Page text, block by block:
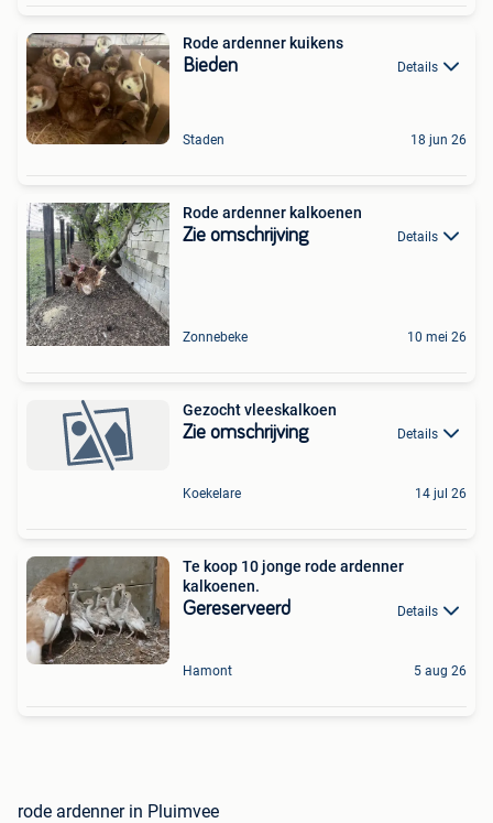
Rode ardenner kuikens
Bieden Details
Staden 18 jun 26
Rode ardenner kalkoenen
Zie omschrijving Details
Zonnebeke 10 mei 26
Gezocht vleeskalkoen
Zie omschrijving Details
Koekelare 14 jul 26
Te koop 10 jonge rode ardenner
kalkoenen.
Gereserveerd Details
Hamont 5 aug 26
rode ardenner in Pluimvee